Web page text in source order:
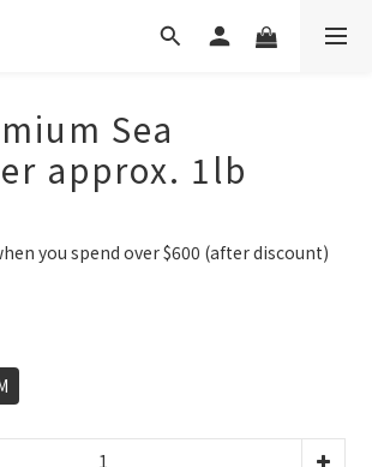
Sea
approx. 1lb
you spend over $600 (after discount)